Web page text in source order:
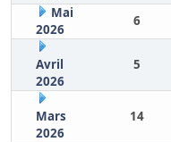
Mai
2026
6
Avril
2026
5
Mars
2026
14